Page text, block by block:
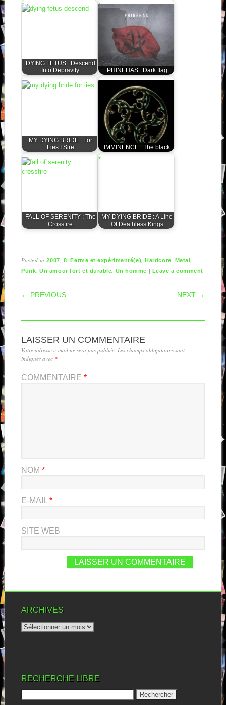
DYING FETUS : Descend
Into Depravity
PHINEHAS : Dark flag
MY DYING BRIDE : For
Lies I Sire
IMMINENCE : The black
FALL OF SERENITY : The
Crossfire
MY DYING BRIDE : A Line
Of Deathless Kings
Posted in2007, 8,Ferme et expérimenté(e),Hardcore, Metal,
Punk,Un amour fort et durable, Un homme | Leave a comment
|
POST NAVIGATION
← PREVIOUS NEXT →
LAISSER UN COMMENTAIRE
Votre adresse e-mail ne sera pas publiée. Les champs obligatoires sont
indiqués avec *
COMMENTAIRE *
NOM *
E-MAIL *
SITE WEB
ARCHIVES
RECHERCHE LIBRE